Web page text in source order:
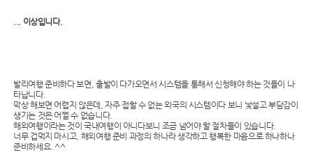
... 이상입니다.
발리여행 준비하다 보면, 출발이 다가오면서 시스템을 통해서 신청해야 하는 것들이 나
타납니다.
막상 해보면 어렵지 않은데, 자주 접할 수 없는 외국의 시스템이다 보니 낯설고 부담감이
생기는 것은 어쩔 수 없습니다.
해외여행이라는 것이 국내여행이 아니다보니 조금 넘어야 할 절차들이 있습니다.
너무 겁먹지 마시고, 해외여행 준비 과정의 하나라 생각하고 행복한 마음으로 하나하나
준비하세요. ^^